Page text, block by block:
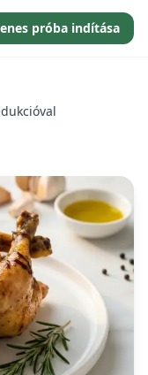
próba indítása